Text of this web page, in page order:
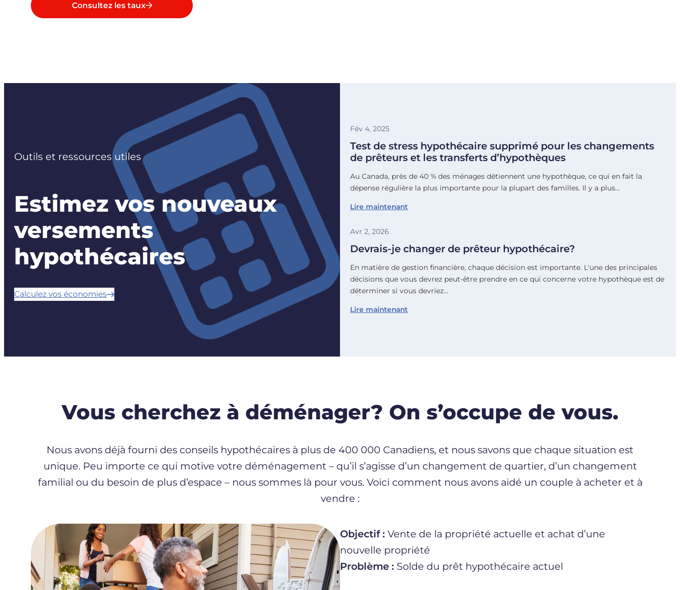
Consultez les taux
Outils et ressources utiles
Estimez vos nouveaux
versements
hypothécaires
Calculez vos économies
Fév 4, 2025
Test de stress hypothécaire supprimé pour les changements
de prêteurs et les transferts d’hypothèques
Au Canada, près de 40 % des ménages détiennent une hypothèque, ce qui en fait la
dépense régulière la plus importante pour la plupart des familles. Il y a plus…
Lire maintenant
Avr 2, 2026
Devrais-je changer de prêteur hypothécaire?
En matière de gestion financière, chaque décision est importante. L'une des principales
décisions que vous devrez peut-être prendre en ce qui concerne votre hypothèque est de
déterminer si vous devriez…
Lire maintenant
Vous cherchez à déménager? On s’occupe de vous.
Nous avons déjà fourni des conseils hypothécaires à plus de 400 000 Canadiens, et nous savons que chaque situation est
unique. Peu importe ce qui motive votre déménagement – qu’il s’agisse d’un changement de quartier, d’un changement
familial ou du besoin de plus d’espace – nous sommes là pour vous. Voici comment nous avons aidé un couple à acheter et à
vendre :
Objectif : Vente de la propriété actuelle et achat d’une
nouvelle propriété
Problème : Solde du prêt hypothécaire actuel